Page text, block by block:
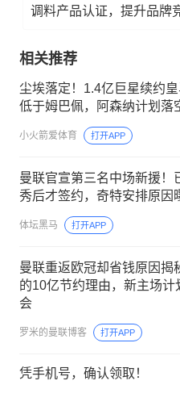
调料产品认证，提升品牌
相关推荐
尘埃落定！1.4亿巨星续约
低于姆巴佩，阿森纳计划落
小火箭爱体育 打开APP
曼联官宣第三名中场新援！
秀后才签约，奇特安排原因
体坛黑马 打开APP
曼联重返欧冠却省钱原因揭
的10亿节约理由，新主场计
会
罗米的曼联博客 打开APP
凭手机号，确认领取！